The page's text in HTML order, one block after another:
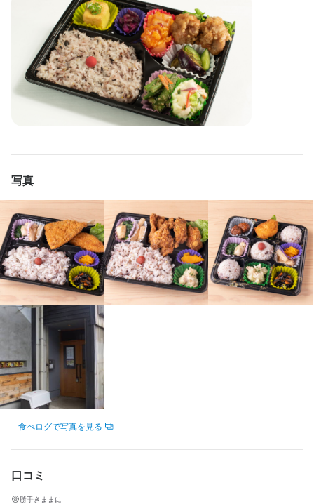
写真
食べログで写真を見る
口コミ
勝手きままに
るので、協力しながら働くことができます。
未経験の方やブランクがある方も、先輩スタッフが丁寧に指導し
ます。分からないことがあればすぐに質問できる環境ですので、
不安なく仕事を覚えていただけます。
はたらく弁当 わりご
勤務地
兵庫県尼崎市猪名寺3-16-45
法人名・事業者名
株式会社たこまる（はたらく弁当わりご）
最終更新日2025/10/06
▶━━━━━━◀
友人知人をアルバイトに紹介してもらえれば一定時間勤務後に、
両者に10,000円分のAmazonギフト券プレゼント
まかない・食事補助あり 社会保険完備 制服貸与
研修制度あり
社員登用制度あり
バイク通勤OK 髪型自由 服装自由 ひげOK
仕事内容
✨ここがポイント！
✅ 朝～昼まで！平日のみOKで、家庭やWワークと両立しやすい
✅ 週2日～OK！あなたのペースで無理なく働けます
✅ 管理栄養士がつくったお弁当を、毎日がんばる人にお届けする
お仕事です
✅ 年齢不問！10代〜60代まで活躍中
✅ 扶養内勤務・自転車・バイク通勤OK！交通費支給（規定あり）
◇具体的な仕事内容
￣￣￣￣￣￣￣￣￣
「はたらく弁当わりご」は、尼崎でたこ焼き居酒屋を営む株式会
社たこまるのお弁当事業部です。
くお仕事です！